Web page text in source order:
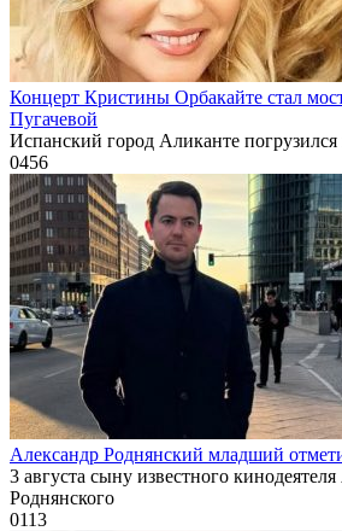
Концерт Кристины Орбакайте стал
Пугачевой
Испанский город Аликанте погрузился
0456
Александр Роднянский младший
3 августа сыну известного
Роднянского
0113